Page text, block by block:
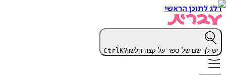
הראשי
שם של ספר על קצה הלשון? CtrlK